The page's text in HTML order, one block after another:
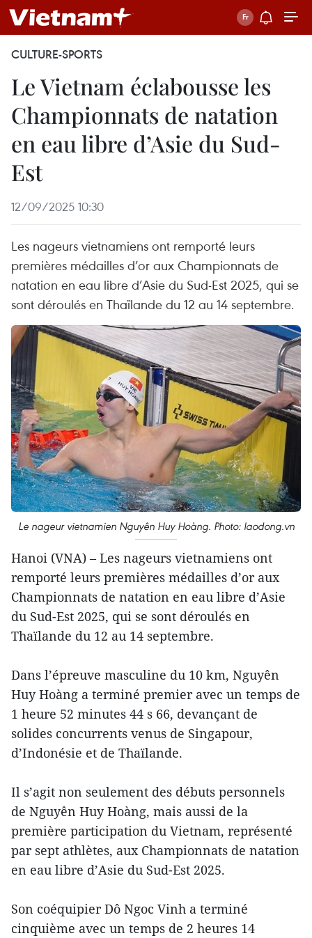
CULTURE-SPORTS
Le Vietnam éclabousse les
Championnats de natation
en eau libre d’Asie du Sud-
Est
12/09/2025 10:30
Les nageurs vietnamiens ont remporté leurs
premières médailles d’or aux Championnats de
natation en eau libre d’Asie du Sud-Est 2025, qui se
sont déroulés en Thaïlande du 12 au 14 septembre.
Le nageur vietnamien Nguyên Huy Hoàng. Photo: laodong.vn
Hanoi (VNA) – Les nageurs vietnamiens ont
remporté leurs premières médailles d’or aux
Championnats de natation en eau libre d’Asie
du Sud-Est 2025, qui se sont déroulés en
Thaïlande du 12 au 14 septembre.
Dans l’épreuve masculine du 10 km, Nguyên
Huy Hoàng a terminé premier avec un temps de
1 heure 52 minutes 44 s 66, devançant de
solides concurrents venus de Singapour,
d’Indonésie et de Thaïlande.
Il s’agit non seulement des débuts personnels
de Nguyên Huy Hoàng, mais aussi de la
première participation du Vietnam, représenté
par sept athlètes, aux Championnats de natation
en eau libre d’Asie du Sud-Est 2025.
Son coéquipier Dô Ngoc Vinh a terminé
cinquième avec un temps de 2 heures 14